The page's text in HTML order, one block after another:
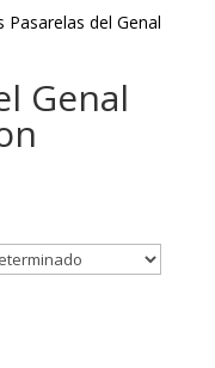
del Genal
Genal